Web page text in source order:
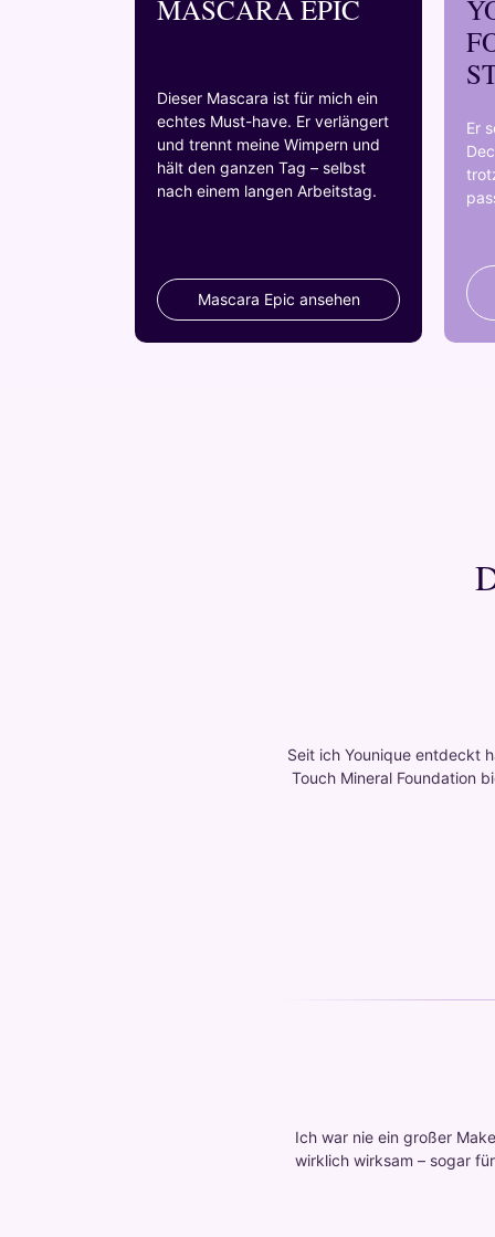
MASCARA EPIC
Dieser Mascara ist für mich ein
echtes Must-have. Er verlängert
und trennt meine Wimpern und
hält den ganzen Tag – selbst
nach einem langen Arbeitstag.
Mascara Epic ansehen
Er
Seit ich Younique entdeckt
Touch Mineral Foundation
Ich war nie ein großer
wirklich wirksam – sogar